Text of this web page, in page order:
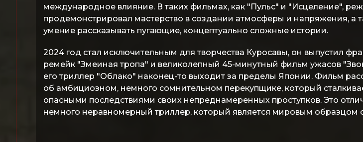
международное влияние. В таких фильмах, как "Пульс" и "Исцеление",
продемонстрировал мастерство в создании атмосферы и напряжения, а
умение рассказывать пугающие, концептуально сложные истории.
2024 год стал исключительным для творчества Куросавы, он выпустил
ремейк "Змеиная тропа" и великолепный 45-минутный фильм ужасов
его триллер "Облако" наконец-то выходит за пределы Японии. Фильм
об амбициозном, немного сомнительном перекупщике, который
опасными последствиями своих непреднамеренных проступков. Это
немного неравномерный триллер, который является мировым образцом